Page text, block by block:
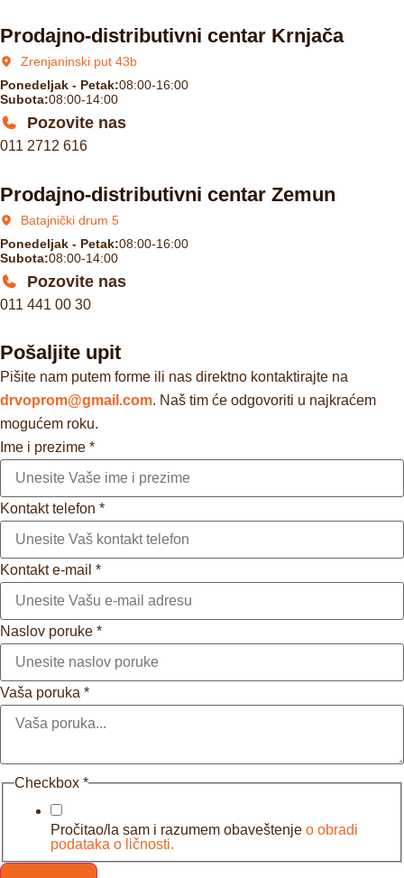
Prodajno-distributivni centar Krnjača
Zrenjaninski put 43b
Ponedeljak - Petak:08:00-16:00
Subota:08:00-14:00
Pozovite nas
011 2712 616
Prodajno-distributivni centar Zemun
Batajnički drum 5
Ponedeljak - Petak:08:00-16:00
Subota:08:00-14:00
Pozovite nas
011 441 00 30
Pošaljite upit
Pišite nam putem forme ili nas direktno kontaktirajte na
drvoprom@gmail.com. Naš tim će odgovoriti u najkraćem
mogućem roku.
Ime i prezime *
Kontakt telefon *
Kontakt e-mail *
Naslov poruke *
Vaša poruka *
Checkbox *
Pročitao/la sam i razumem obaveštenje o obradi
podataka o ličnosti.